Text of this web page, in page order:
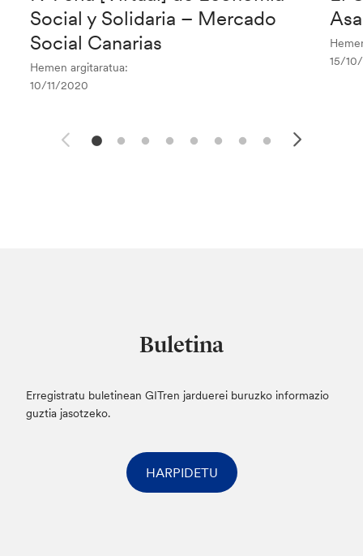
Social y Solidaria – Mercado
Social Canarias
Hemen argitaratua:
10/11/2020
15/
Buletina
Erregistratu buletinean GITren jarduerei buruzko informazio
guztia jasotzeko.
HARPIDETU